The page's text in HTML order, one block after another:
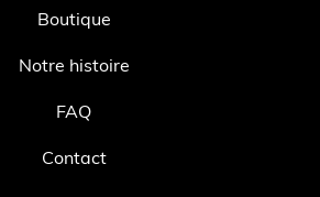
Boutique
Notre histoire
FAQ
Contact